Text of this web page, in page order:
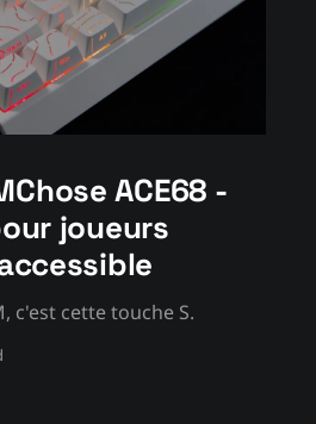
ACE68 -
joueurs
c'est cette touche S.